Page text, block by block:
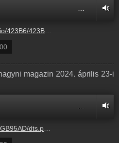
423B6BCB.mp3
magazin 2024. április 23-i
audio/423B6/423B6BCB.mp3